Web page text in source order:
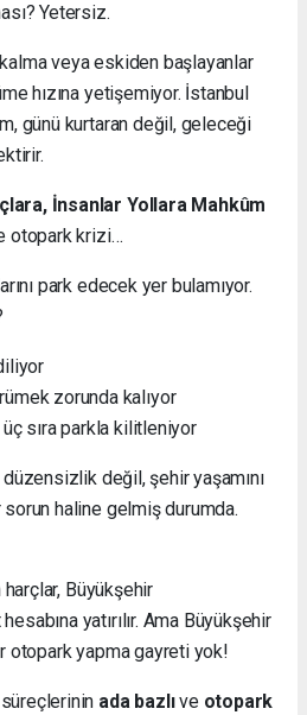
Yetersiz.
veya eskiden başlayanlar
hızına yetişemiyor. İstanbul
günü kurtaran değil, geleceği
İnsanlar Yollara Mahkûm
otopark krizi…
park edecek yer bulamıyor.
zorunda kalıyor
sıra parkla kilitleniyor
değil, şehir yaşamını
haline gelmiş durumda.
harçlar, Büyükşehir
yatırılır. Ama Büyükşehir
otopark yapma gayreti yok!
ada bazlıve otopark